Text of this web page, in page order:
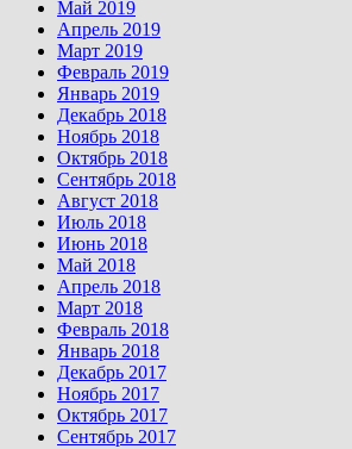
Май 2019
Апрель 2019
Март 2019
Февраль 2019
Январь 2019
Декабрь 2018
Ноябрь 2018
Октябрь 2018
Сентябрь 2018
Август 2018
Июль 2018
Июнь 2018
Май 2018
Апрель 2018
Март 2018
Февраль 2018
Январь 2018
Декабрь 2017
Ноябрь 2017
Октябрь 2017
Сентябрь 2017